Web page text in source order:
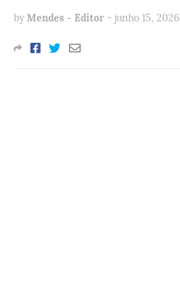
by Mendes - Editor - junho 15, 2026